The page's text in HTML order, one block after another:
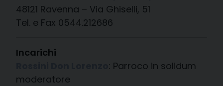
48121 Ravenna – Via Ghiselli, 51
Tel. e Fax 0544.212686
Incarichi
: Parroco in solidum
moderatore